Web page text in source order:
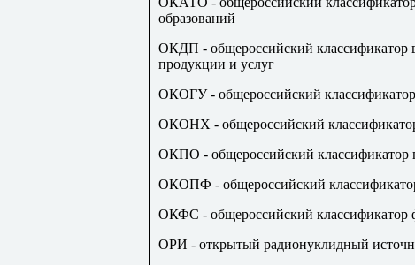
образований
ОКДП - общероссийский классификатор
продукции и услуг
ОКОГУ - общероссийский классификатор
ОКОНХ - общероссийский
ОКПО - общероссийский классификатор
ОКОПФ - общероссийский
ОКФС - общероссийский классификатор
ОРИ - открытый радионуклидный